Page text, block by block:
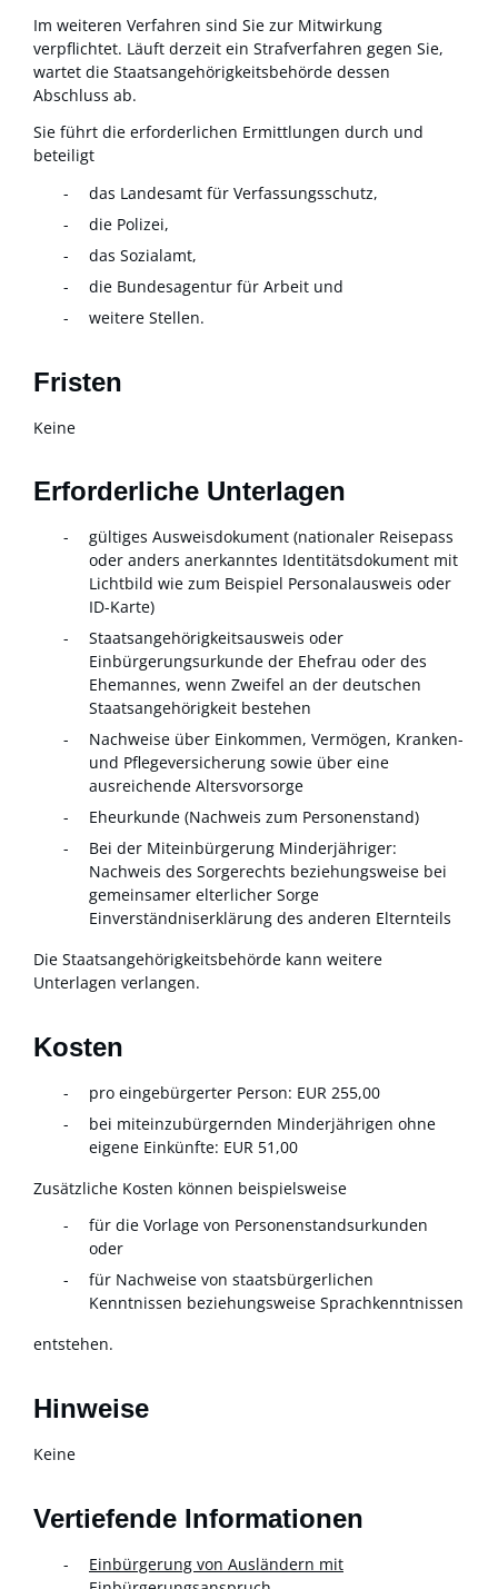
Im weiteren Verfahren sind Sie zur Mitwirkung
verpflichtet. Läuft derzeit ein Strafverfahren gegen Sie,
wartet die Staatsangehörigkeitsbehörde dessen
Abschluss ab.
Sie führt die erforderlichen Ermittlungen durch und
beteiligt
das Landesamt für Verfassungsschutz,
die Polizei,
das Sozialamt,
die Bundesagentur für Arbeit und
weitere Stellen.
Fristen
Keine
Erforderliche Unterlagen
gültiges Ausweisdokument (nationaler Reisepass
oder anders anerkanntes Identitätsdokument mit
Lichtbild wie zum Beispiel Personalausweis oder
ID-Karte)
Staatsangehörigkeitsausweis oder
Einbürgerungsurkunde der Ehefrau oder des
Ehemannes, wenn Zweifel an der deutschen
Staatsangehörigkeit bestehen
Nachweise über Einkommen, Vermögen, Kranken-
und Pflegeversicherung sowie über eine
ausreichende Altersvorsorge
Eheurkunde (Nachweis zum Personenstand)
Bei der Miteinbürgerung Minderjähriger:
Nachweis des Sorgerechts beziehungsweise bei
gemeinsamer elterlicher Sorge
Einverständniserklärung des anderen Elternteils
Die Staatsangehörigkeitsbehörde kann weitere
Unterlagen verlangen.
Kosten
pro eingebürgerter Person: EUR 255,00
bei miteinzubürgernden Minderjährigen ohne
eigene Einkünfte: EUR 51,00
Zusätzliche Kosten können beispielsweise
für die Vorlage von Personenstandsurkunden
oder
für Nachweise von staatsbürgerlichen
Kenntnissen beziehungsweise Sprachkenntnissen
entstehen.
Hinweise
Keine
Vertiefende Informationen
Einbürgerung von Ausländern mit